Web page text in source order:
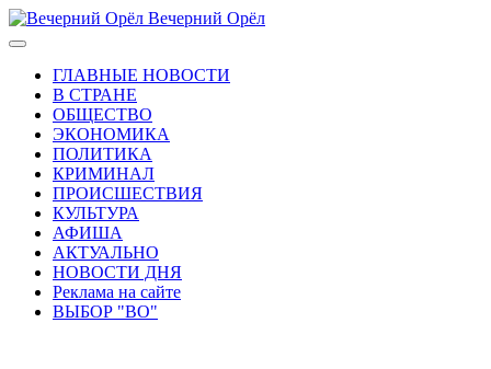
Вечерний Орёл
ГЛАВНЫЕ НОВОСТИ
В СТРАНЕ
ОБЩЕСТВО
ЭКОНОМИКА
ПОЛИТИКА
КРИМИНАЛ
ПРОИСШЕСТВИЯ
КУЛЬТУРА
АФИША
АКТУАЛЬНО
НОВОСТИ ДНЯ
Реклама на сайте
ВЫБОР "ВО"